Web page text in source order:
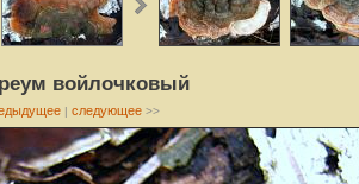
войлочковый
| следующее>>